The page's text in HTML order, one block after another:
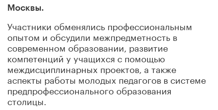
Москвы.
Участники обменялись профессиональным
опытом и обсудили межпредметность в
современном образовании, развитие
компетенций у учащихся с помощью
междисциплинарных проектов, а также
аспекты работы молодых педагогов в системе
предпрофессионального образования
столицы.